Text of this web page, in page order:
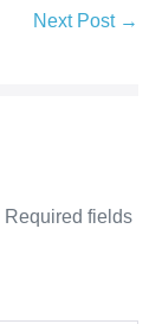
Next Post →
Required fields